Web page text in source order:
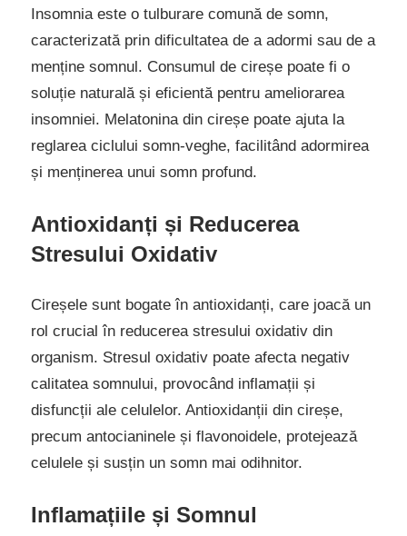
Insomnia este o tulburare comună de somn,
caracterizată prin dificultatea de a adormi sau de a
menține somnul. Consumul de cireșe poate fi o
soluție naturală și eficientă pentru ameliorarea
insomniei. Melatonina din cireșe poate ajuta la
reglarea ciclului somn-veghe, facilitând adormirea
și menținerea unui somn profund.
Antioxidanți și Reducerea
Stresului Oxidativ
Cireșele sunt bogate în antioxidanți, care joacă un
rol crucial în reducerea stresului oxidativ din
organism. Stresul oxidativ poate afecta negativ
calitatea somnului, provocând inflamații și
disfuncții ale celulelor. Antioxidanții din cireșe,
precum antocianinele și flavonoidele, protejează
celulele și susțin un somn mai odihnitor.
Inflamațiile și Somnul